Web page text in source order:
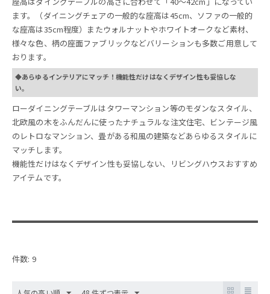
ます。（ダイニングチェアの一般的な座高は45cm、ソファの一般的
な座高は35cm程度）またウォルナットやホワイトオークなど素材、
様々な色、柄の座面ファブリックなどバリーションも多数ご用意して
おります。
◆あらゆるインテリアにマッチ！機能性だけはなくデザイン性も妥協しな
い。
ローダイニングテーブルはタワーマンション等のモダンなスタイル、
北欧風の木をふんだんに使ったナチュラルな注文住宅、ビンテージ風
のレトロなマンション、畳がある和風の建築などあらゆるスタイルに
マッチします。
機能性だけはなくデザイン性も妥協しない、リビングハウスおすすめ
アイテムです。
件数: 9